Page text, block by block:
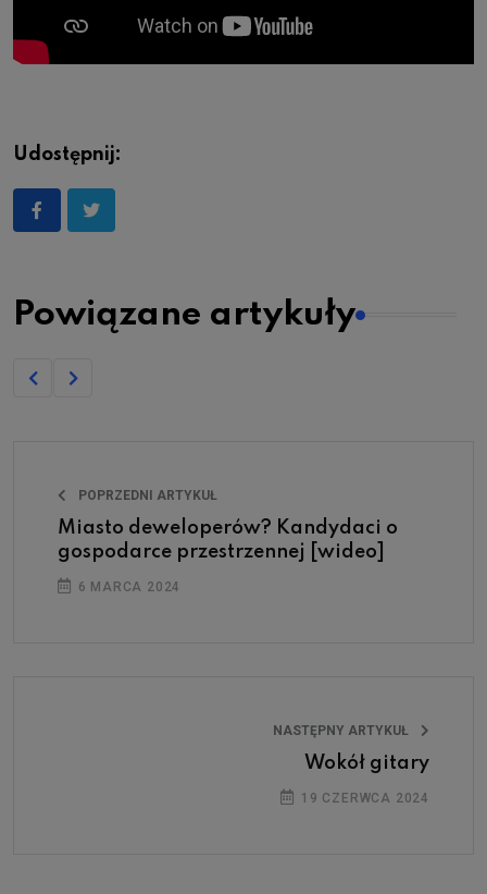
Udostępnij:
Powiązane artykuły
POPRZEDNI ARTYKUŁ
Miasto deweloperów? Kandydaci o
gospodarce przestrzennej [wideo]
6 MARCA 2024
NASTĘPNY ARTYKUŁ
Wokół gitary
19 CZERWCA 2024